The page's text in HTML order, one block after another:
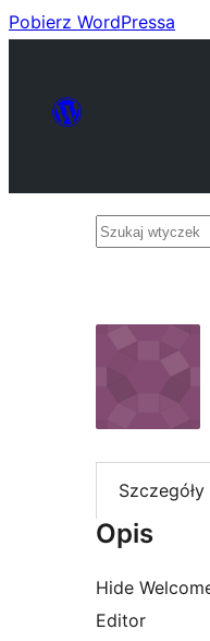
Pobierz WordPressa
Szukaj
Szczegóły
Opis
Hide
Editor